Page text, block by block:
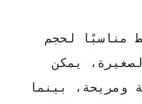
مناسبًا لحجم
يمكن
ومريحة، بينما